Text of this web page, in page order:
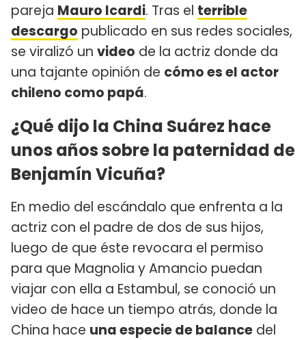
pareja Mauro Icardi. Tras el terrible
descargo publicado en sus redes sociales,
se viralizó un video de la actriz donde da
una tajante opinión de cómo es el actor
chileno como papá.
¿Qué dijo la China Suárez hace
unos años sobre la paternidad de
Benjamín Vicuña?
En medio del escándalo que enfrenta a la
actriz con el padre de dos de sus hijos,
luego de que éste revocara el permiso
para que Magnolia y Amancio puedan
viajar con ella a Estambul, se conoció un
video de hace un tiempo atrás, donde la
China hace una especie de balance del